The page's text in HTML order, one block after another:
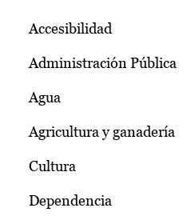
Accesibilidad
Administración Pública
Agua
Agricultura y ganadería
Cultura
Dependencia